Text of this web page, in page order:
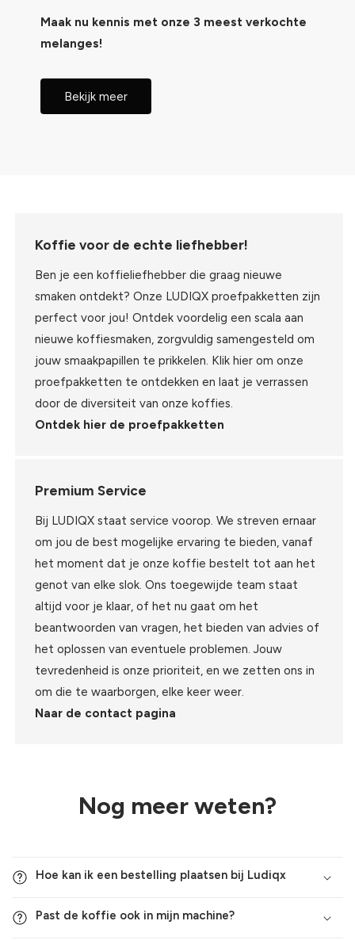
Maak nu kennis met onze 3 meest verkochte
melanges!
Bekijk meer
Koffie voor de echte liefhebber!
Ben je een koffieliefhebber die graag nieuwe
smaken ontdekt? Onze LUDIQX proefpakketten zijn
perfect voor jou! Ontdek voordelig een scala aan
nieuwe koffiesmaken, zorgvuldig samengesteld om
jouw smaakpapillen te prikkelen. Klik hier om onze
proefpakketten te ontdekken en laat je verrassen
door de diversiteit van onze koffies.
Ontdek hier de proefpakketten
Premium Service
Bij LUDIQX staat service voorop. We streven ernaar
om jou de best mogelijke ervaring te bieden, vanaf
het moment dat je onze koffie bestelt tot aan het
genot van elke slok. Ons toegewijde team staat
altijd voor je klaar, of het nu gaat om het
beantwoorden van vragen, het bieden van advies of
het oplossen van eventuele problemen. Jouw
tevredenheid is onze prioriteit, en we zetten ons in
om die te waarborgen, elke keer weer.
Naar de contact pagina
Nog meer weten?
Hoe kan ik een bestelling plaatsen bij Ludiqx
Past de koffie ook in mijn machine?